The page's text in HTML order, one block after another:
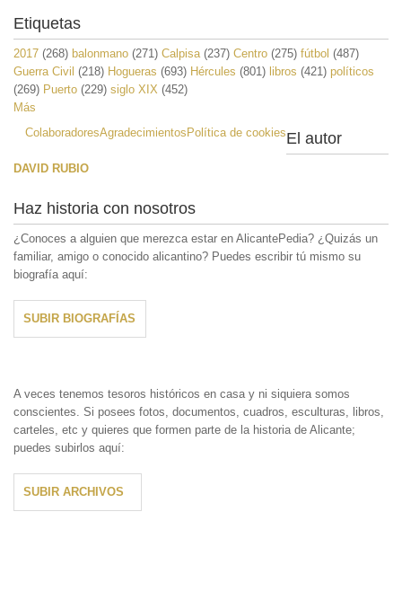
Etiquetas
2017 (268) balonmano (271) Calpisa (237) Centro (275) fútbol (487)
Guerra Civil (218) Hogueras (693) Hércules (801) libros (421) políticos
(269) Puerto (229) siglo XIX (452)
Más
ColaboradoresAgradecimientos Política de cookiesEl autor
DAVID RUBIO
Haz historia con nosotros
¿Conoces a alguien que merezca estar en AlicantePedia? ¿Quizás un
familiar, amigo o conocido alicantino? Puedes escribir tú mismo su
biografía aquí:
SUBIR BIOGRAFÍAS
A veces tenemos tesoros históricos en casa y ni siquiera somos
conscientes. Si posees fotos, documentos, cuadros, esculturas, libros,
carteles, etc y quieres que formen parte de la historia de Alicante;
puedes subirlos aquí:
SUBIR ARCHIVOS